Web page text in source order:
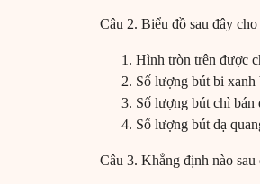
Câu 2. Biểu đồ sau đây
Hình tròn trên được
Số lượng bút bi xanh
Số lượng bút chì bán
Số lượng bút dạ
Câu 3. Khẳng định nào